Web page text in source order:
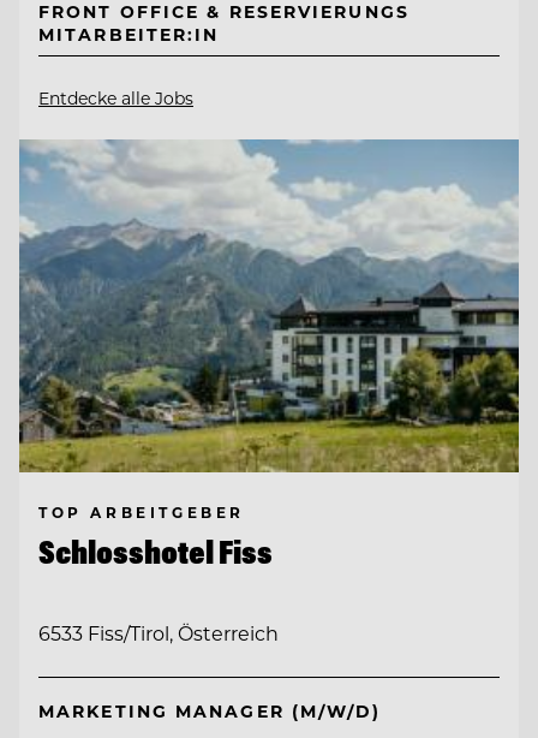
FRONT OFFICE & RESERVIERUNGS
MITARBEITER:IN
Entdecke alle Jobs
TOP ARBEITGEBER
Schlosshotel Fiss
6533 Fiss/Tirol, Österreich
MARKETING MANAGER (M/W/D)